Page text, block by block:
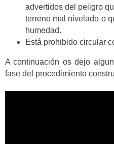
advertidos del peligro
terreno mal nivelado o
humedad.
Está prohibido circular
A continuación os dejo
fase del procedimiento